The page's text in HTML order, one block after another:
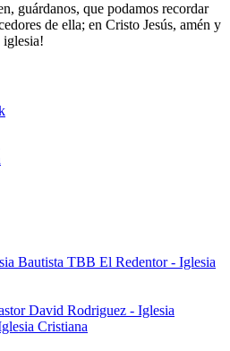
guárdanos, que podamos recordar
de ella; en Cristo Jesús, amén y
iglesia!